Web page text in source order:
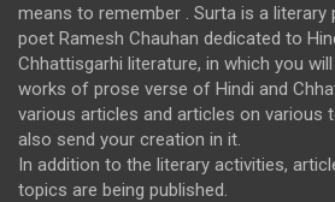
means to remember . Surta is a literary
poet Ramesh Chauhan dedicated to
Chhattisgarhi literature, in which you
works of prose verse of Hindi and
various articles and articles on various
also send your creation in it.
In addition to the literary activities,
topics are being published.